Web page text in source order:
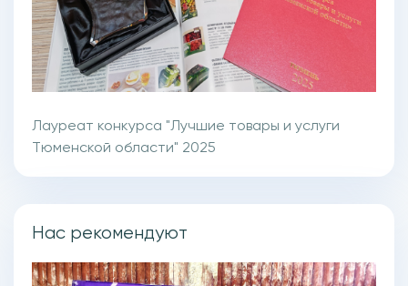
Лауреат конкурса "Лучшие товары и услуги
Тюменской области" 2025
Нас рекомендуют